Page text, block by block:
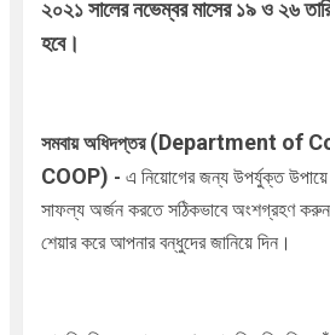
২০২১ সালের নভেম্বর মাসের ১৯ ও ২৬
হবে।
সমবায় অধিদপ্তর(Department of
COOP) - এ নিয়োগের জন্য উপর্যুক্ত
সাফল্য অর্জন করতে সঠিকভাবে অংশগ্রহণ করুন।
শেয়ার করে আপনার বন্ধুদের জানিয়ে দিন।